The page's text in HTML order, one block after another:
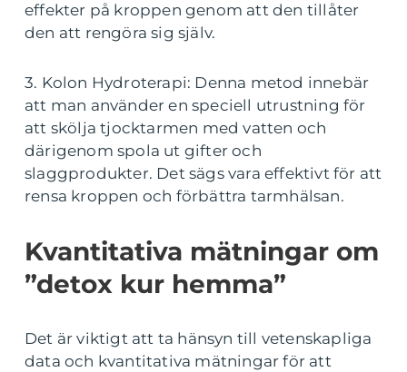
effekter på kroppen genom att den tillåter
den att rengöra sig själv.
3. Kolon Hydroterapi: Denna metod innebär
att man använder en speciell utrustning för
att skölja tjocktarmen med vatten och
därigenom spola ut gifter och
slaggprodukter. Det sägs vara effektivt för att
rensa kroppen och förbättra tarmhälsan.
Kvantitativa mätningar om
”detox kur hemma”
Det är viktigt att ta hänsyn till vetenskapliga
data och kvantitativa mätningar för att